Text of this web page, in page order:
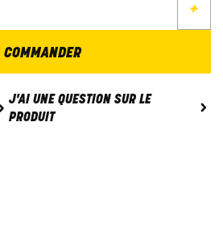
+
COMMANDER
J'AI UNE QUESTION SUR LE
PRODUIT